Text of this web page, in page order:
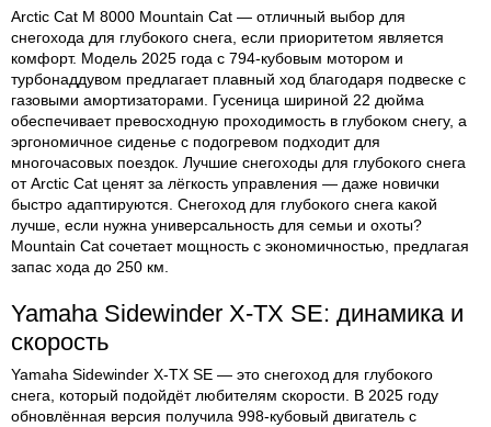
Arctic Cat M 8000 Mountain Cat — отличный выбор для
снегохода для глубокого снега, если приоритетом является
комфорт. Модель 2025 года с 794-кубовым мотором и
турбонаддувом предлагает плавный ход благодаря подвеске с
газовыми амортизаторами. Гусеница шириной 22 дюйма
обеспечивает превосходную проходимость в глубоком снегу, а
эргономичное сиденье с подогревом подходит для
многочасовых поездок. Лучшие снегоходы для глубокого снега
от Arctic Cat ценят за лёгкость управления — даже новички
быстро адаптируются. Снегоход для глубокого снега какой
лучше, если нужна универсальность для семьи и охоты?
Mountain Cat сочетает мощность с экономичностью, предлагая
запас хода до 250 км.
Yamaha Sidewinder X-TX SE: динамика и
скорость
Yamaha Sidewinder X-TX SE — это снегоход для глубокого
снега, который подойдёт любителям скорости. В 2025 году
обновлённая версия получила 998-кубовый двигатель с